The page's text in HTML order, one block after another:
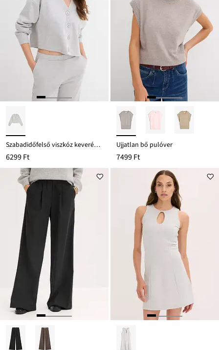
Szabadidőfelső viszkóz keverékből
6299 Ft
Ujjatlan bő pulóver
7499 Ft